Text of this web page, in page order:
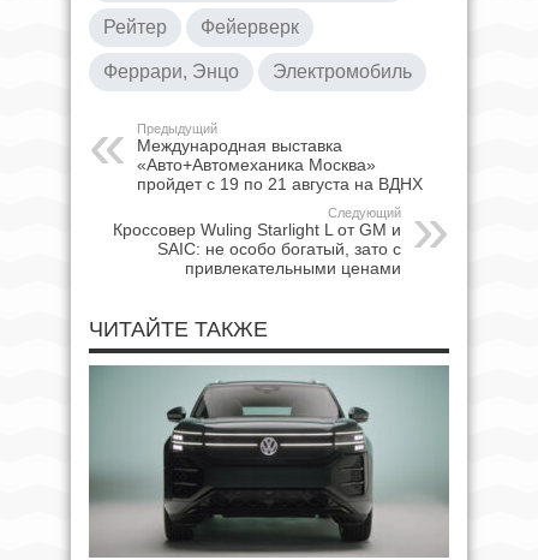
Рейтер Фейерверк
Феррари, Энцо Электромобиль
Предыдущий
Международная выставка
«Авто+Автомеханика Москва»
пройдет с 19 по 21 августа на ВДНХ
Следующий
Кроссовер Wuling Starlight L от GM и
SAIC: не особо богатый, зато с
привлекательными ценами
ЧИТАЙТЕ ТАКЖЕ